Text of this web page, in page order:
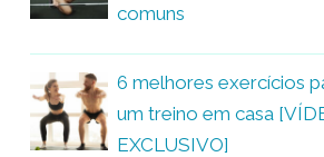
comuns
6 melhores exercícios
um treino em casa
EXCLUSIVO]